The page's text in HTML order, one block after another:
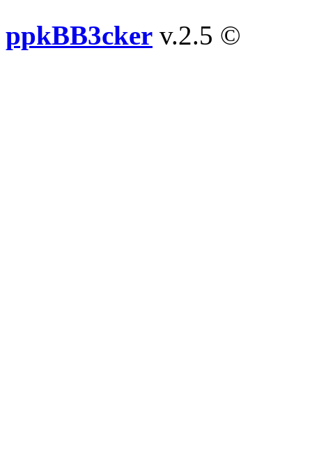
ppkBB3cker v.2.5 ©